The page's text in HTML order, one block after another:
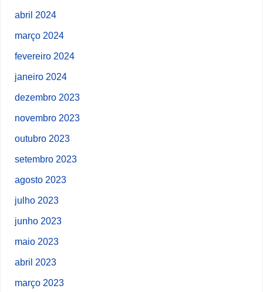
abril 2024
março 2024
fevereiro 2024
janeiro 2024
dezembro 2023
novembro 2023
outubro 2023
setembro 2023
agosto 2023
julho 2023
junho 2023
maio 2023
abril 2023
março 2023